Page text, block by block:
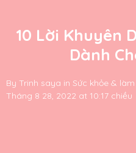
10 Lời Khuyên
Dành
By Trinh saya in Sức khỏe &
Tháng 8 28, 2022 at 10:17 chiều